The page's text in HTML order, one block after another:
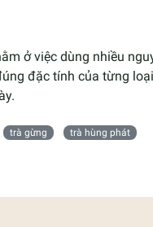
ở việc dùng nhiều
đặc tính của từng
trà gừng trà hùng phát